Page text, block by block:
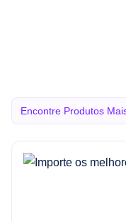
Encontre Produtos